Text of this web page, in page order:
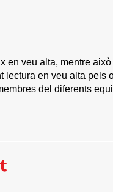
veu alta, mentre això
lectura en veu alta pels
del diferents